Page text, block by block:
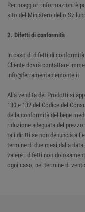
Per maggiori informazioni è
sito del Ministero dello
2. Difetti di conformità
In caso di difetti di conformità
Cliente dovrà contattare
info@ferramentapiemonte.it
Alla vendita dei Prodotti si
130 e 132 del Codice del
della conformità del bene
riduzione adeguata del
tali diritti se non denuncia a
termine di due mesi dalla
valere i difetti non
ogni caso, nel termine di